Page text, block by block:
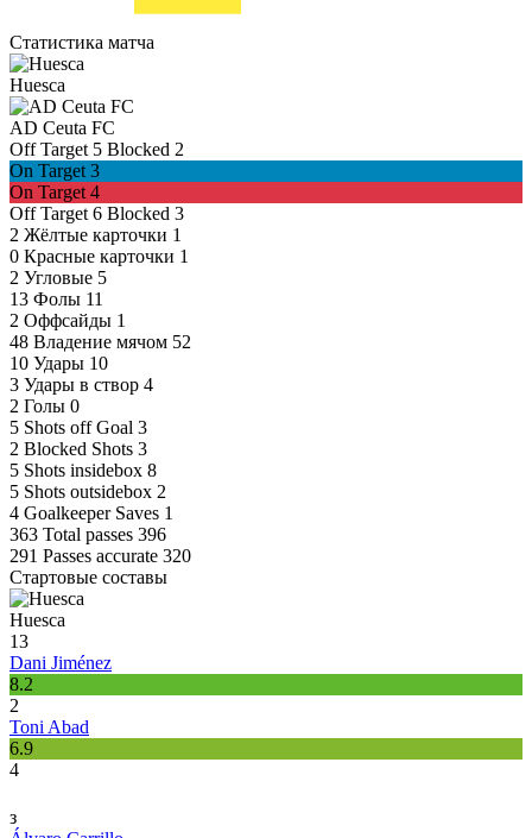
Статистика матча
Huesca
AD Ceuta FC
Off Target 5 Blocked 2
On Target 3
On Target 4
Off Target 6 Blocked 3
2 Жёлтые карточки 1
0 Красные карточки 1
2 Угловые 5
13 Фолы 11
2 Оффсайды 1
48 Владение мячом 52
10 Удары 10
3 Удары в створ 4
2 Голы 0
5 Shots off Goal 3
2 Blocked Shots 3
5 Shots insidebox 8
5 Shots outsidebox 2
4 Goalkeeper Saves 1
363 Total passes 396
291 Passes accurate 320
Стартовые составы
Huesca
13
Dani Jiménez
8.2
2
Toni Abad
6.9
4
з